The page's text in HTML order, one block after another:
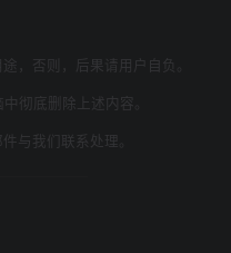
，否则，后果请用户自负。
彻底删除上述内容。
与我们联系处理。